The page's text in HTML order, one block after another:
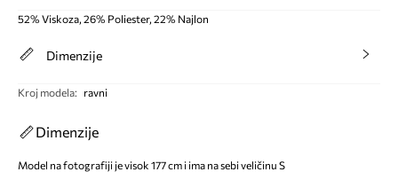
52% Viskoza, 26% Poliester, 22% Najlon
Dimenzije
Kroj modela: ravni
Dimenzije
Model na fotografiji je visok 177 cm i ima na sebi veličinu S